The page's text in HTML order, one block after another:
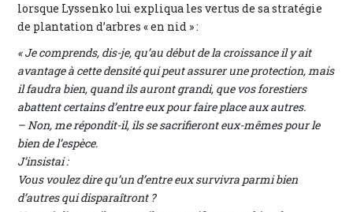
lorsque Lyssenko lui expliqua les vertus de sa stratégie
de plantation d’arbres « en nid » :
« Je comprends, dis-je, qu’au début de la croissance il y ait
avantage à cette densité qui peut assurer une protection, mais
il faudra bien, quand ils auront grandi, que vos forestiers
abattent certains d’entre eux pour faire place aux autres.
– Non, me répondit-il, ils se sacrifieront eux-mêmes pour le
bien de l’espèce.
J’insistai :
Vous voulez dire qu’un d’entre eux survivra parmi bien
d’autres qui disparaîtront ?